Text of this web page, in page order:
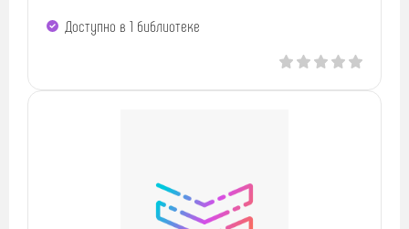
Доступно в 1 библиотекe